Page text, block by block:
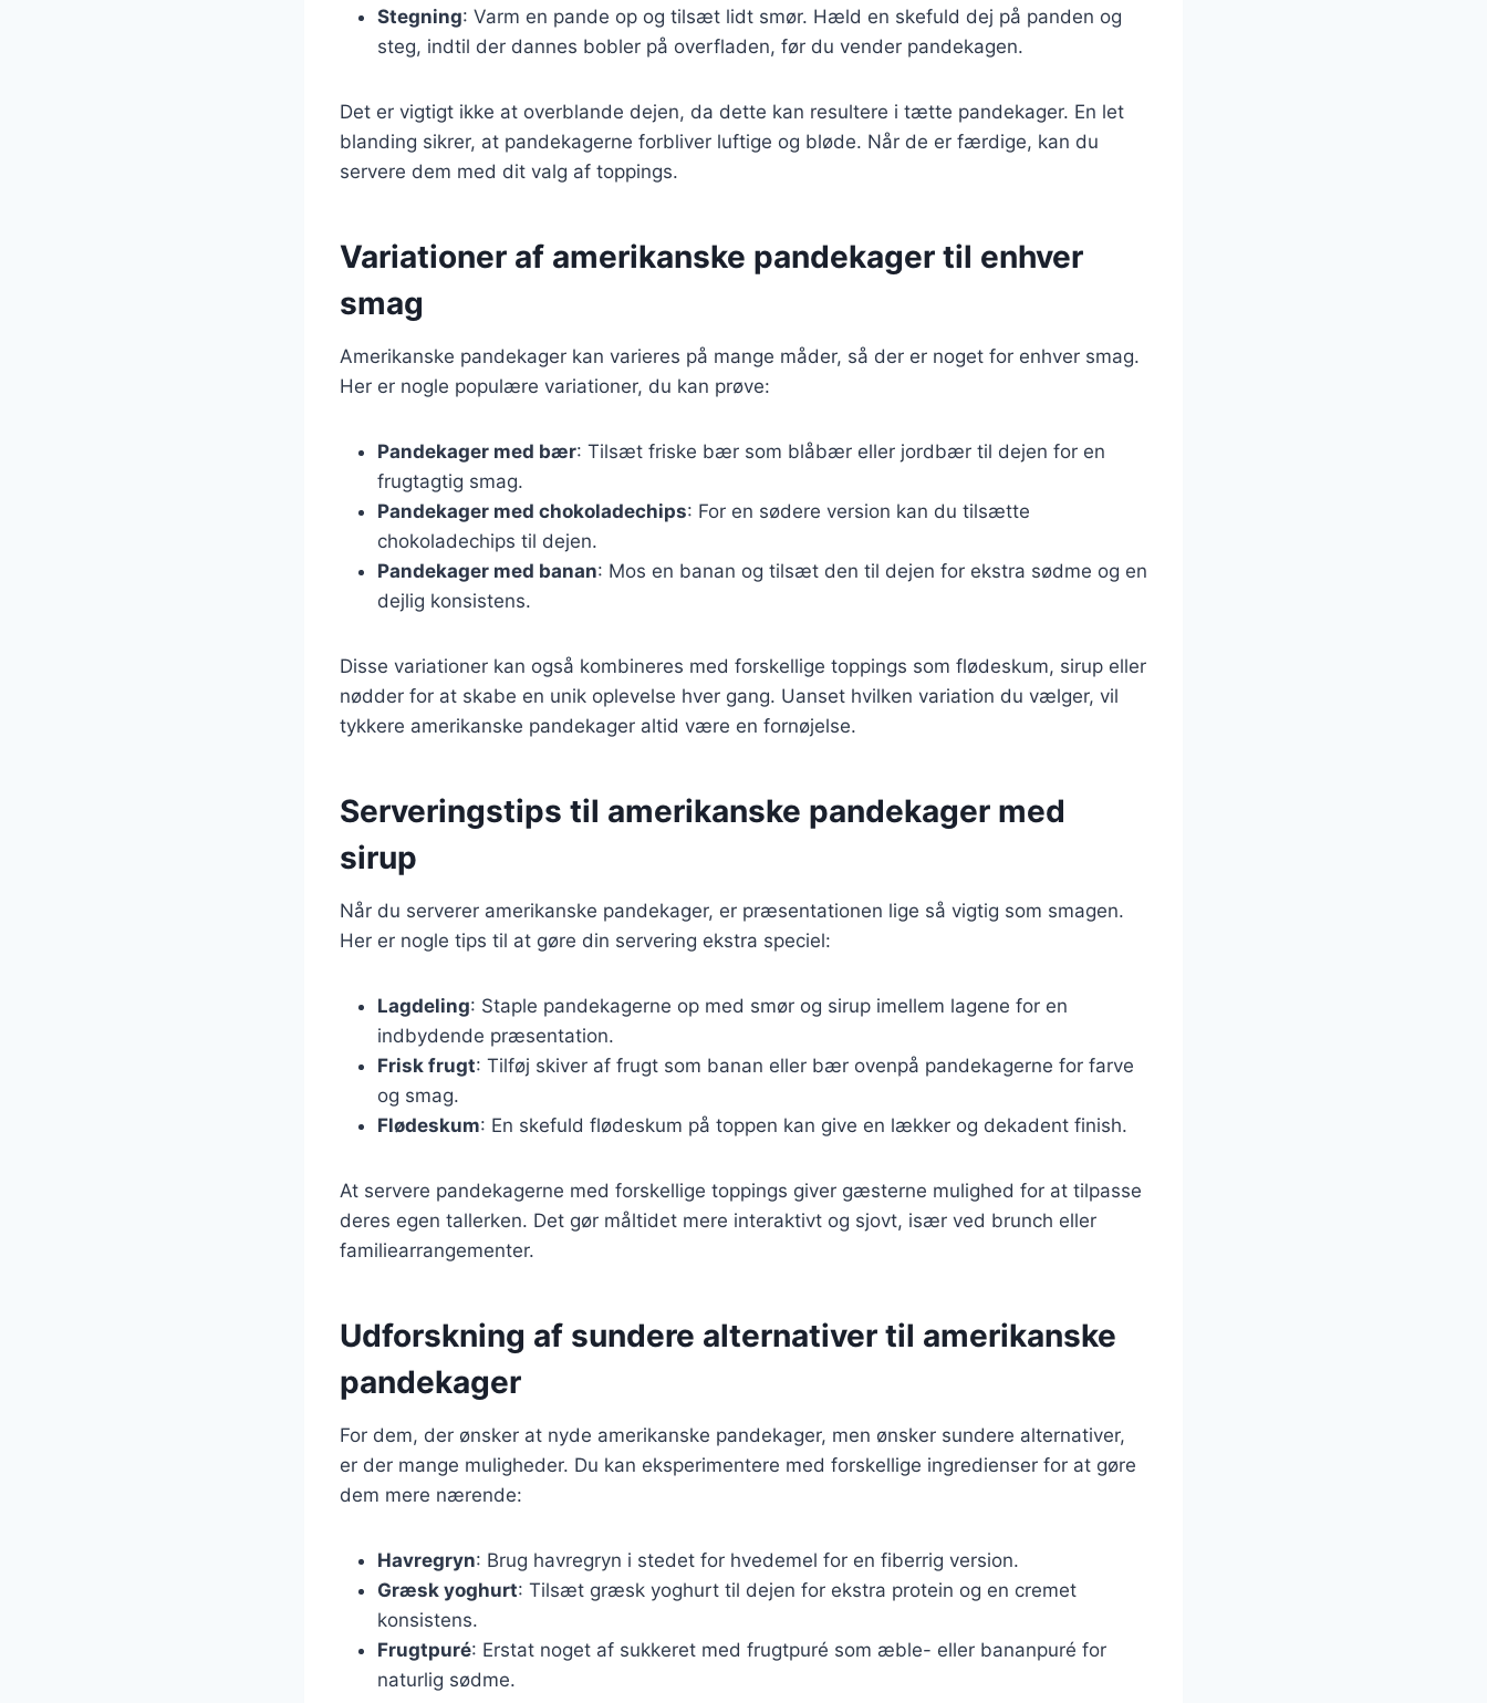
Stegning: Varm en pande op og tilsæt lidt smør. Hæld en skefuld dej på panden og
steg, indtil der dannes bobler på overfladen, før du vender pandekagen.
Det er vigtigt ikke at overblande dejen, da dette kan resultere i tætte pandekager. En let
blanding sikrer, at pandekagerne forbliver luftige og bløde. Når de er færdige, kan du
servere dem med dit valg af toppings.
Variationer af amerikanske pandekager til enhver
smag
Amerikanske pandekager kan varieres på mange måder, så der er noget for enhver smag.
Her er nogle populære variationer, du kan prøve:
Pandekager med bær: Tilsæt friske bær som blåbær eller jordbær til dejen for en
frugtagtig smag.
Pandekager med chokoladechips: For en sødere version kan du tilsætte
chokoladechips til dejen.
Pandekager med banan: Mos en banan og tilsæt den til dejen for ekstra sødme og en
dejlig konsistens.
Disse variationer kan også kombineres med forskellige toppings som flødeskum, sirup eller
nødder for at skabe en unik oplevelse hver gang. Uanset hvilken variation du vælger, vil
tykkere amerikanske pandekager altid være en fornøjelse.
Serveringstips til amerikanske pandekager med
sirup
Når du serverer amerikanske pandekager, er præsentationen lige så vigtig som smagen.
Her er nogle tips til at gøre din servering ekstra speciel:
Lagdeling: Staple pandekagerne op med smør og sirup imellem lagene for en
indbydende præsentation.
Frisk frugt: Tilføj skiver af frugt som banan eller bær ovenpå pandekagerne for farve
og smag.
Flødeskum: En skefuld flødeskum på toppen kan give en lækker og dekadent finish.
At servere pandekagerne med forskellige toppings giver gæsterne mulighed for at tilpasse
deres egen tallerken. Det gør måltidet mere interaktivt og sjovt, især ved brunch eller
familiearrangementer.
Udforskning af sundere alternativer til amerikanske
pandekager
For dem, der ønsker at nyde amerikanske pandekager, men ønsker sundere alternativer,
er der mange muligheder. Du kan eksperimentere med forskellige ingredienser for at gøre
dem mere nærende:
Havregryn: Brug havregryn i stedet for hvedemel for en fiberrig version.
Græsk yoghurt: Tilsæt græsk yoghurt til dejen for ekstra protein og en cremet
konsistens.
Frugtpuré: Erstat noget af sukkeret med frugtpuré som æble- eller bananpuré for
naturlig sødme.